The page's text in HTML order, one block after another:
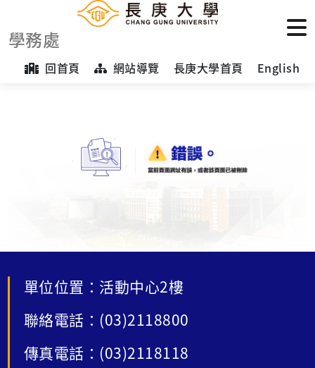
學務處
回首頁 網站導覽 長庚大學首頁 English
單位位置：活動中心2樓
聯絡電話：(03)2118800
傳真電話：(03)2118118